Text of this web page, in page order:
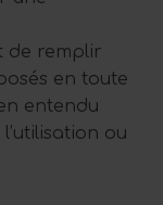
de remplir
en toute
entendu
ou